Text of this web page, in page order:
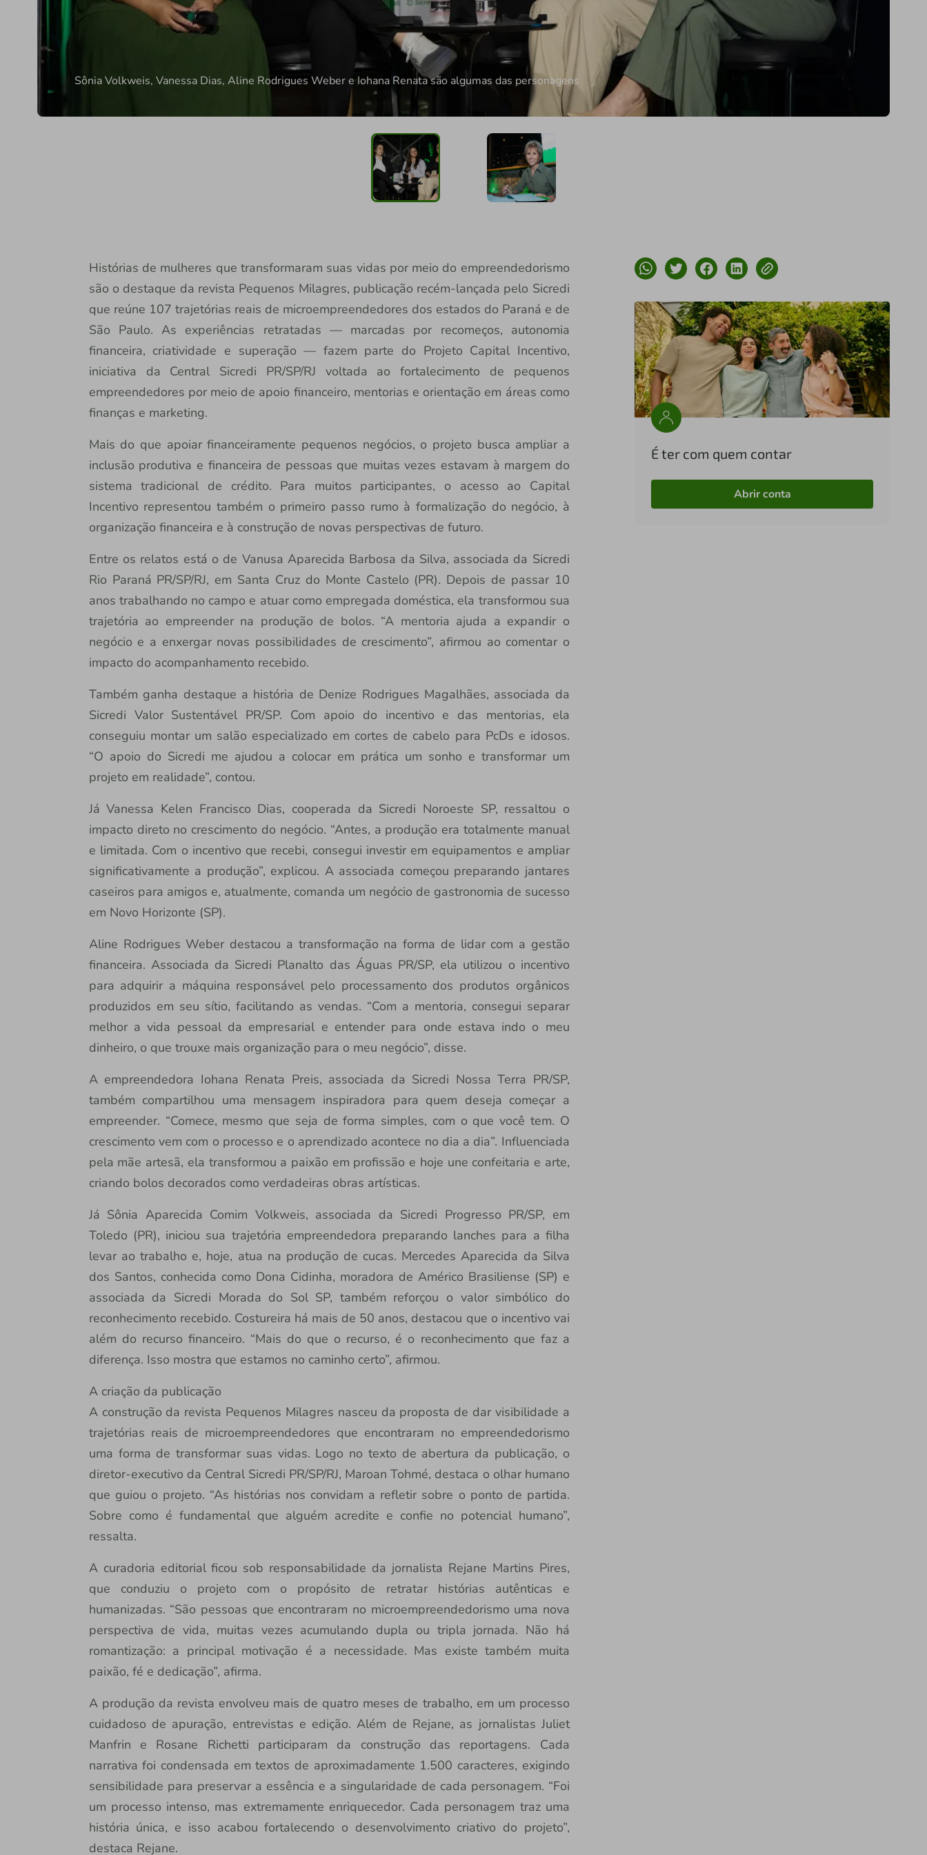
Sônia Volkweis, Vanessa Dias, Aline Rodrigues Weber e Iohana Renata são algumas das personagens
Histórias de mulheres que transformaram suas vidas por meio do empreendedorismo
são o destaque da revista Pequenos Milagres, publicação recém-lançada pelo Sicredi
que reúne 107 trajetórias reais de microempreendedores dos estados do Paraná e de
São Paulo. As experiências retratadas — marcadas por recomeços, autonomia
financeira, criatividade e superação — fazem parte do Projeto Capital Incentivo,
iniciativa da Central Sicredi PR/SP/RJ voltada ao fortalecimento de pequenos
empreendedores por meio de apoio financeiro, mentorias e orientação em áreas como
finanças e marketing.
Mais do que apoiar financeiramente pequenos negócios, o projeto busca ampliar a
inclusão produtiva e financeira de pessoas que muitas vezes estavam à margem do
sistema tradicional de crédito. Para muitos participantes, o acesso ao Capital
Incentivo representou também o primeiro passo rumo à formalização do negócio, à
organização financeira e à construção de novas perspectivas de futuro.
Entre os relatos está o de Vanusa Aparecida Barbosa da Silva, associada da Sicredi
Rio Paraná PR/SP/RJ, em Santa Cruz do Monte Castelo (PR). Depois de passar 10
anos trabalhando no campo e atuar como empregada doméstica, ela transformou sua
trajetória ao empreender na produção de bolos. “A mentoria ajuda a expandir o
negócio e a enxergar novas possibilidades de crescimento”, afirmou ao comentar o
impacto do acompanhamento recebido.
Também ganha destaque a história de Denize Rodrigues Magalhães, associada da
Sicredi Valor Sustentável PR/SP. Com apoio do incentivo e das mentorias, ela
conseguiu montar um salão especializado em cortes de cabelo para PcDs e idosos.
“O apoio do Sicredi me ajudou a colocar em prática um sonho e transformar um
projeto em realidade”, contou.
Já Vanessa Kelen Francisco Dias, cooperada da Sicredi Noroeste SP, ressaltou o
impacto direto no crescimento do negócio. “Antes, a produção era totalmente manual
e limitada. Com o incentivo que recebi, consegui investir em equipamentos e ampliar
significativamente a produção”, explicou. A associada começou preparando jantares
caseiros para amigos e, atualmente, comanda um negócio de gastronomia de sucesso
em Novo Horizonte (SP).
Aline Rodrigues Weber destacou a transformação na forma de lidar com a gestão
financeira. Associada da Sicredi Planalto das Águas PR/SP, ela utilizou o incentivo
para adquirir a máquina responsável pelo processamento dos produtos orgânicos
produzidos em seu sítio, facilitando as vendas. “Com a mentoria, consegui separar
melhor a vida pessoal da empresarial e entender para onde estava indo o meu
dinheiro, o que trouxe mais organização para o meu negócio”, disse.
A empreendedora Iohana Renata Preis, associada da Sicredi Nossa Terra PR/SP,
também compartilhou uma mensagem inspiradora para quem deseja começar a
empreender. “Comece, mesmo que seja de forma simples, com o que você tem. O
crescimento vem com o processo e o aprendizado acontece no dia a dia”. Influenciada
pela mãe artesã, ela transformou a paixão em profissão e hoje une confeitaria e arte,
criando bolos decorados como verdadeiras obras artísticas.
Já Sônia Aparecida Comim Volkweis, associada da Sicredi Progresso PR/SP, em
Toledo (PR), iniciou sua trajetória empreendedora preparando lanches para a filha
levar ao trabalho e, hoje, atua na produção de cucas. Mercedes Aparecida da Silva
dos Santos, conhecida como Dona Cidinha, moradora de Américo Brasiliense (SP) e
associada da Sicredi Morada do Sol SP, também reforçou o valor simbólico do
reconhecimento recebido. Costureira há mais de 50 anos, destacou que o incentivo vai
além do recurso financeiro. “Mais do que o recurso, é o reconhecimento que faz a
diferença. Isso mostra que estamos no caminho certo”, afirmou.
A criação da publicação
A construção da revista Pequenos Milagres nasceu da proposta de dar visibilidade a
trajetórias reais de microempreendedores que encontraram no empreendedorismo
uma forma de transformar suas vidas. Logo no texto de abertura da publicação, o
diretor-executivo da Central Sicredi PR/SP/RJ, Maroan Tohmé, destaca o olhar humano
que guiou o projeto. “As histórias nos convidam a refletir sobre o ponto de partida.
Sobre como é fundamental que alguém acredite e confie no potencial humano”,
ressalta.
A curadoria editorial ficou sob responsabilidade da jornalista Rejane Martins Pires,
que conduziu o projeto com o propósito de retratar histórias autênticas e
humanizadas. “São pessoas que encontraram no microempreendedorismo uma nova
perspectiva de vida, muitas vezes acumulando dupla ou tripla jornada. Não há
romantização: a principal motivação é a necessidade. Mas existe também muita
paixão, fé e dedicação”, afirma.
A produção da revista envolveu mais de quatro meses de trabalho, em um processo
cuidadoso de apuração, entrevistas e edição. Além de Rejane, as jornalistas Juliet
Manfrin e Rosane Richetti participaram da construção das reportagens. Cada
narrativa foi condensada em textos de aproximadamente 1.500 caracteres, exigindo
sensibilidade para preservar a essência e a singularidade de cada personagem. “Foi
um processo intenso, mas extremamente enriquecedor. Cada personagem traz uma
história única, e isso acabou fortalecendo o desenvolvimento criativo do projeto”,
destaca Rejane.
É ter com quem contar
Abrir conta